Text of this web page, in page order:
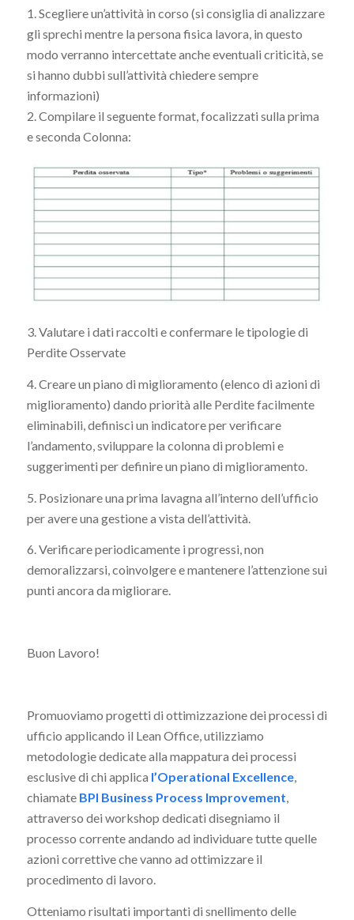
1. Scegliere un’attività in corso (si consiglia di analizzare
gli sprechi mentre la persona fisica lavora, in questo
modo verranno intercettate anche eventuali criticità, se
si hanno dubbi sull’attività chiedere sempre
informazioni)
2. Compilare il seguente format, focalizzati sulla prima
e seconda Colonna:
3. Valutare i dati raccolti e confermare le tipologie di
Perdite Osservate
4. Creare un piano di miglioramento (elenco di azioni di
miglioramento) dando priorità alle Perdite facilmente
eliminabili, definisci un indicatore per verificare
l’andamento, sviluppare la colonna di problemi e
suggerimenti per definire un piano di miglioramento.
5. Posizionare una prima lavagna all’interno dell’ufficio
per avere una gestione a vista dell’attività.
6. Verificare periodicamente i progressi, non
demoralizzarsi, coinvolgere e mantenere l’attenzione sui
punti ancora da migliorare.
Buon Lavoro!
Promuoviamo progetti di ottimizzazione dei processi di
ufficio applicando il Lean Office, utilizziamo
metodologie dedicate alla mappatura dei processi
esclusive di chi applica l’Operational Excellence,
chiamate BPI Business Process Improvement,
attraverso dei workshop dedicati disegniamo il
processo corrente andando ad individuare tutte quelle
azioni correttive che vanno ad ottimizzare il
procedimento di lavoro.
Otteniamo risultati importanti di snellimento delle